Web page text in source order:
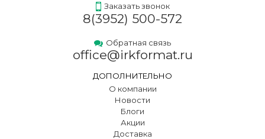
Заказать звонок
8(3952) 500-572
Обратная связь
office@irkformat.ru
ДОПОЛНИТЕЛЬНО
О компании
Новости
Блоги
Акции
Доставка